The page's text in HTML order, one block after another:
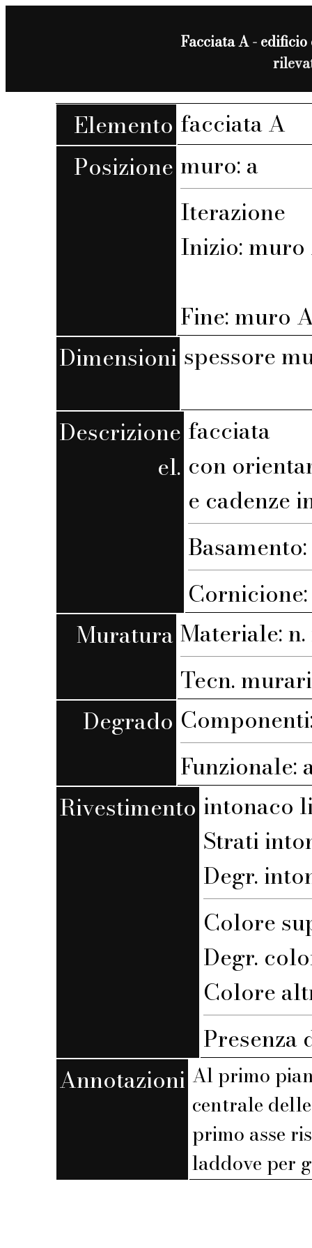
Facciata A -
Elemento facciata A
Posizione muro: a
Iterazione
Inizio: muro
Fine: muro
Dimensioni spessore
Descrizione
el.
facciata
con
e cadenze
Muratura Materiale: n.
Tecn.
Degrado
Funzionale:
Rivestimento intonaco
Strati
Degr.
Colore
Degr.
Colore
Presenza
Annotazioni Al primo
centrale
primo asse
laddove per